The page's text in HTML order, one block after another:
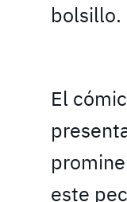
bolsillo.
El
este